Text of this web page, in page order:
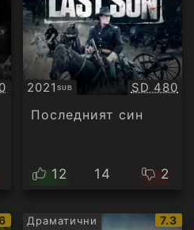
2021 SUB
Субтитри SD 480
Последният син
12 14 2
Драматични
IMDb
7.3